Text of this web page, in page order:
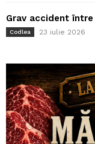
Grav accident
Codlea 23 iulie 2026